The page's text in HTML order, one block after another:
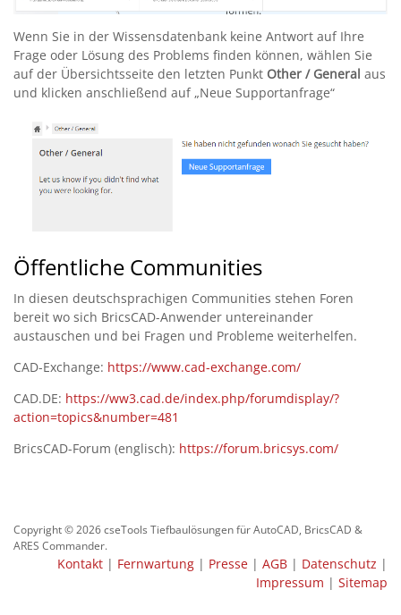
Wenn Sie in der Wissensdatenbank keine Antwort auf Ihre
Frage oder Lösung des Problems finden können, wählen Sie
auf der Übersichtsseite den letzten Punkt Other / General aus
und klicken anschließend auf „Neue Supportanfrage“
Öffentliche Communities
In diesen deutschsprachigen Communities stehen Foren
bereit wo sich BricsCAD-Anwender untereinander
austauschen und bei Fragen und Probleme weiterhelfen.
CAD-Exchange: https://www.cad-exchange.com/
CAD.DE: https://ww3.cad.de/index.php/forumdisplay/?
action=topics&number=481
BricsCAD-Forum (englisch): https://forum.bricsys.com/
Copyright © 2026 cseTools Tiefbaulösungen für AutoCAD, BricsCAD &
ARES Commander.
Kontakt | Fernwartung | Presse | AGB | Datenschutz |
Impressum | Sitemap